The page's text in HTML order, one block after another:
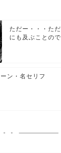
ただー・・・た
にも及ぶことの
ン・名セリフ